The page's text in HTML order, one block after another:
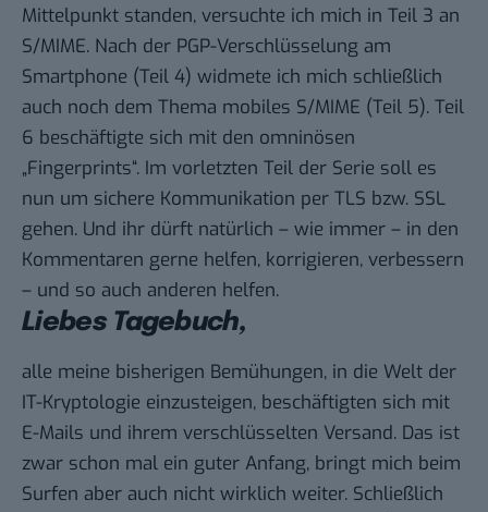
Mittelpunkt standen, versuchte ich mich in Teil 3 an
S/MIME. Nach der PGP-Verschlüsselung am
Smartphone (Teil 4) widmete ich mich schließlich
auch noch dem Thema mobiles S/MIME (Teil 5). Teil
6 beschäftigte sich mit den omninösen
„Fingerprints“. Im vorletzten Teil der Serie soll es
nun um sichere Kommunikation per TLS bzw. SSL
gehen. Und ihr dürft natürlich – wie immer – in den
Kommentaren gerne helfen, korrigieren, verbessern
– und so auch anderen helfen.
Liebes Tagebuch,
alle meine bisherigen Bemühungen, in die Welt der
IT-Kryptologie einzusteigen, beschäftigten sich mit
E-Mails und ihrem verschlüsselten Versand. Das ist
zwar schon mal ein guter Anfang, bringt mich beim
Surfen aber auch nicht wirklich weiter. Schließlich